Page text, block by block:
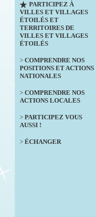
PARTICIPEZ À
VILLES ET VILLAGES
ÉTOILÉS ET
TERRITOIRES DE
VILLES ET VILLAGES
ÉTOILÉS
> COMPRENDRE NOS
POSITIONS ET ACTIONS
NATIONALES
> COMPRENDRE NOS
ACTIONS LOCALES
> PARTICIPEZ VOUS
AUSSI !
> ÉCHANGER